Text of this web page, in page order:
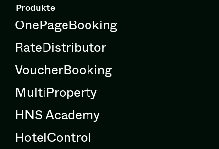
Produkte
OnePageBooking
RateDistributor
VoucherBooking
MultiProperty
HNS Academy
HotelControl